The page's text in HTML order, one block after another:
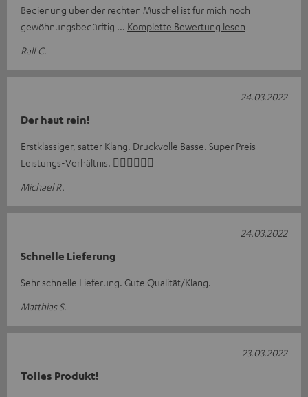
Bedienung über der rechten Muschel ist für mich noch
gewöhnungsbedürftig
Komplette Bewertung lesen
Ralf C.
Der haut rein!
Erstklassiger, satter Klang. Druckvolle Bässe. Super Preis-
Leistungs-Verhältnis. 👍🏻👍🏻👍🏻
Michael R.
24.03.2022
Schnelle Lieferung
Sehr schnelle Lieferung. Gute Qualität/Klang.
Matthias S.
24.03.2022
Tolles Produkt!
23.03.2022